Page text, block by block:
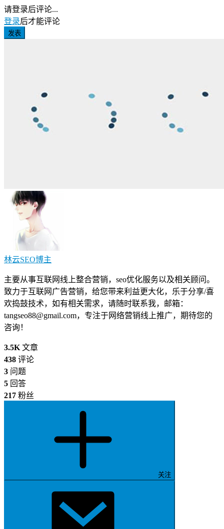
请登录后评论...
登录后才能评论
发表
林云SEO博主
主要从事互联网线上整合营销，seo优化服务以及相关顾问。
致力于互联网广告营销，给您带来利益更大化，乐于分享/喜
欢捣鼓技术，如有相关需求，请随时联系我，邮箱：
tangseo88@gmail.com，专注于网络营销线上推广，期待您的
咨询！
3.5K 文章
438 评论
3 问题
5 回答
217 粉丝
关注